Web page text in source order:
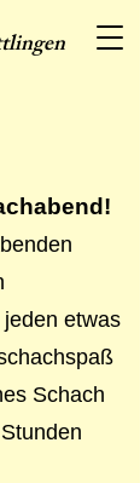
etwas
Schach